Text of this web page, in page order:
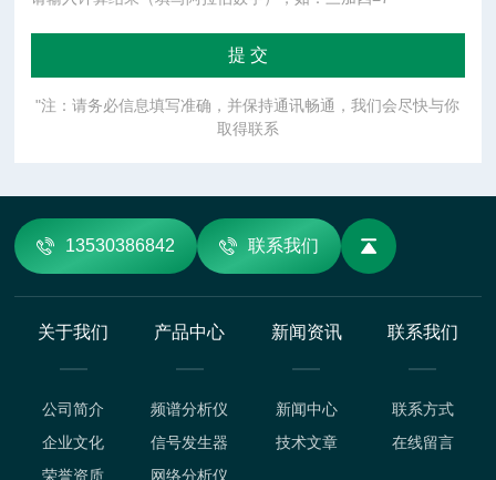
"注：请务必信息填写准确，并保持通讯畅通，我们会尽快与你
取得联系
13530386842 联系我们
关于我们
公司简介
企业文化
荣誉资质
产品中心
频谱分析仪
信号发生器
网络分析仪
新闻资讯
新闻中心
技术文章
联系我们
联系方式
在线留言